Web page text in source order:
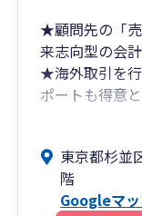
★顧問先の「
来志向型の会
★海外取引を
ポートも得意
【皆様と一緒
い！】と考え
ひとりひとり
東京都杉並
階
Googleマ